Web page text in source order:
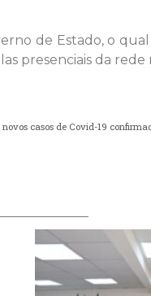
de Estado, o
presenciais da
casos de Covid-19